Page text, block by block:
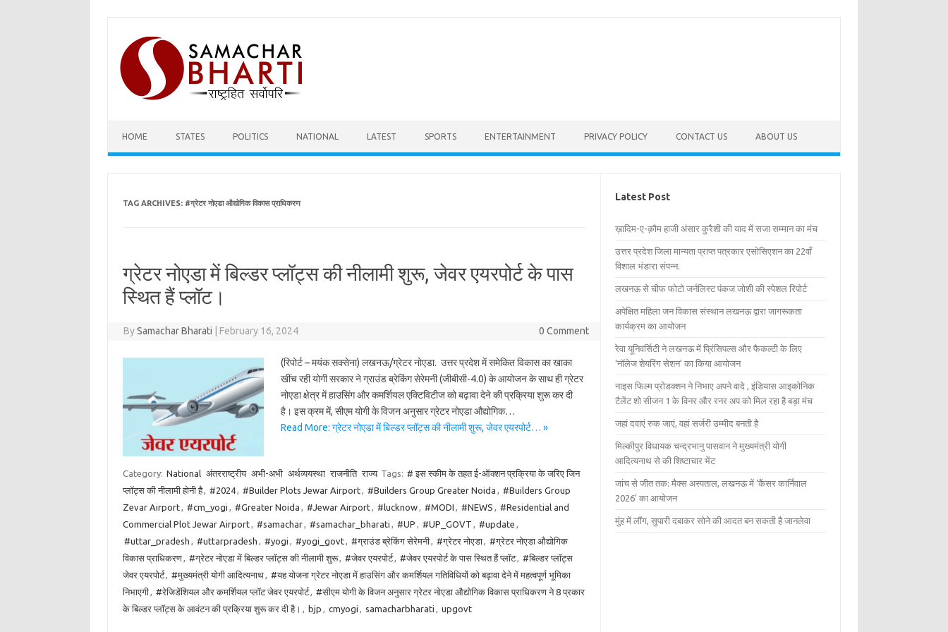
content
HOME STATES POLITICS NATIONAL LATEST SPORTS ENTERTAINMENT PRIVACY POLICY CONTACT US ABOUT US
TAG ARCHIVES: #ग्रेटर नोएडा औद्योगिक विकास प्राधिकरण
ग्रेटर नोएडा में बिल्डर प्लॉट्स की नीलामी शुरू, जेवर एयरपोर्ट के पास
स्थित हैं प्लॉट।
BySamachar Bharati February 16, 2024 0 Comment
(रिपोर्ट – मयंक सक्सेना) लखनऊ/ग्रेटर नोएडा. उत्तर प्रदेश में समेकित विकास का खाका
खींच रही योगी सरकार ने ग्राउंड ब्रेकिंग सेरेमनी (जीबीसी-4.0) के आयोजन के साथ ही ग्रेटर
नोएडा क्षेत्र में हाउसिंग और कमर्शियल एक्टिविटीज को बढ़ावा देने की प्रक्रिया शुरू कर दी
है। इस क्रम में, सीएम योगी के विजन अनुसार ग्रेटर नोएडा औद्योगिक…
Read More: ग्रेटर नोएडा में बिल्डर प्लॉट्स की नीलामी शुरू, जेवर एयरपोर्ट… »
Category: National अंतरराष्ट्रीय अभी-अभी अर्थव्ययस्था राजनीति राज्य Tags: # इस स्कीम के तहत ई-ऑक्शन प्रक्रिया के जरिए जिन
प्लॉट्स की नीलामी होनी है, #2024, #Builder Plots Jewar Airport, #Builders Group Greater Noida , #Builders Group
Zevar Airport, #cm_yogi , #Greater Noida , #Jewar Airport, #lucknow, #MODI , #NEWS , #Residential and
Commercial Plot Jewar Airport, #samachar, #samachar_bharati , #UP , #UP_GOVT , #update ,
#uttar_pradesh , #uttarpradesh , #yogi , #yogi_govt, #ग्राउंड ब्रेकिंग सेरेमनी, #ग्रेटर नोएडा, #ग्रेटर नोएडा औद्योगिक
विकास प्राधिकरण, #ग्रेटर नोएडा में बिल्डर प्लॉट्स की नीलामी शुरू, #जेवर एयरपोर्ट, #जेवर एयरपोर्ट के पास स्थित हैं प्लॉट, #बिल्डर प्लॉट्स
जेवर एयरपोर्ट, #मुख्यमंत्री योगी आदित्यनाथ, #यह योजना ग्रेटर नोएडा में हाउसिंग और कमर्शियल गतिविधियों को बढ़ावा देने में महत्वपूर्ण भूमिका
निभाएगी, #रेजिडेंशियल और कमर्शियल प्लॉट जेवर एयरपोर्ट, #सीएम योगी के विजन अनुसार ग्रेटर नोएडा औद्योगिक विकास प्राधिकरण ने 8 प्रकार
के बिल्डर प्लॉट्स के आवंटन की प्रक्रिया शुरू कर दी है। , bjp , cmyogi , samacharbharati , upgovt
Latest Post
ख़ादिम-ए-क़ौम हाजी अंसार कुरैशी की याद में सजा सम्मान का मंच
उत्तर प्रदेश जिला मान्यता प्राप्त पत्रकार एसोसिएशन का 22वाँ
विशाल भंडारा संपन्न.
लखनऊ से चीफ फोटो जर्नलिस्ट पंकज जोशी की स्पेशल रिपोर्ट
अपेक्षित महिला जन विकास संस्थान लखनऊ द्वारा जागरूकता
कार्यक्रम का आयोजन
रेवा यूनिवर्सिटी ने लखनऊ में प्रिंसिपल्स और फैकल्टी के लिए
‘नॉलेज शेयरिंग सेशन’ का किया आयोजन
नाइस फिल्म प्रोडक्शन ने निभाए अपने वादे , इंडियास आइकोनिक
टैलेंट शो सीजन 1 के विनर और रनर अप को मिल रहा है बड़ा मंच
जहां दवाएं रुक जाएं, वहां सर्जरी उम्मीद बनती है
मिल्कीपुर विधायक चन्द्रभानु पासवान ने मुख्यमंत्री योगी
आदित्यनाथ से की शिष्टाचार भेंट
जांच से जीत तक: मैक्स अस्पताल, लखनऊ में ‘कैंसर कार्निवाल
2026’ का आयोजन
मुंह में लौंग, सुपारी दबाकर सोने की आदत बन सकती है जानलेवा